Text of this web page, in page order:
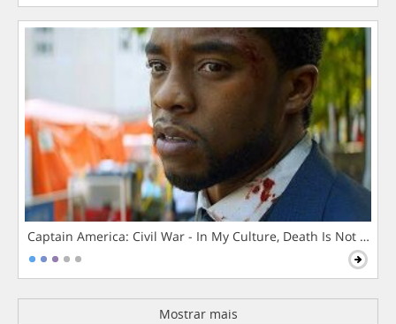
Captain America: Civil War - In My Culture, Death Is Not The
Mostrar mais